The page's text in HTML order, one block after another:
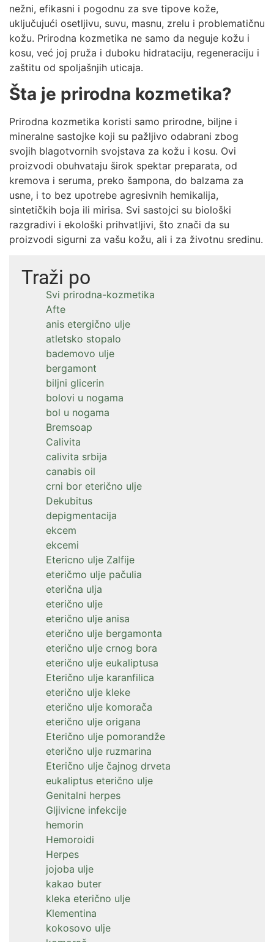
Traži po
Svi prirodna-kozmetika
Afte
anis etergično ulje
atletsko stopalo
bademovo ulje
bergamont
biljni glicerin
bolovi u nogama
bol u nogama
Bremsoap
Calivita
calivita srbija
canabis oil
crni bor eterično ulje
Dekubitus
depigmentacija
ekcem
ekcemi
Etericno ulje Zalfije
eteričmo ulje pačulia
eterična ulja
eterično ulje
eterično ulje anisa
eterično ulje bergamonta
eterično ulje crnog bora
eterično ulje eukaliptusa
Eterično ulje karanfilica
eterično ulje kleke
eterično ulje komorača
eterično ulje origana
Eterično ulje pomorandže
eterično ulje ruzmarina
Eterično ulje čajnog drveta
eukaliptus eterično ulje
Genitalni herpes
Gljivicne infekcije
hemorin
Hemoroidi
Herpes
jojoba ulje
kakao buter
kleka eterično ulje
Klementina
kokosovo ulje
nežni, efikasni i pogodnu za sve tipove kože,
uključujući osetljivu, suvu, masnu, zrelu i problematičnu
kožu. Prirodna kozmetika ne samo da neguje kožu i
kosu, već joj pruža i duboku hidrataciju, regeneraciju i
zaštitu od spoljašnjih uticaja.
Šta je prirodna kozmetika?
Prirodna kozmetika koristi samo prirodne, biljne i
mineralne sastojke koji su pažljivo odabrani zbog
svojih blagotvornih svojstava za kožu i kosu. Ovi
proizvodi obuhvataju širok spektar preparata, od
kremova i seruma, preko šampona, do balzama za
usne, i to bez upotrebe agresivnih hemikalija,
sintetičkih boja ili mirisa. Svi sastojci su biološki
razgradivi i ekološki prihvatljivi, što znači da su
proizvodi sigurni za vašu kožu, ali i za životnu sredinu.